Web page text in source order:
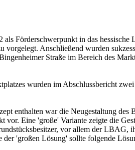
als Förderschwerpunkt in das
vorgelegt. Anschließend wurden
Straße im Bereich des
wurden im Abschlussbericht
enthalten war die Neugestaltung des
vor. Eine 'große' Variante zeigte die
vor allem der LBAG,
der 'großen Lösung' sollte folgende